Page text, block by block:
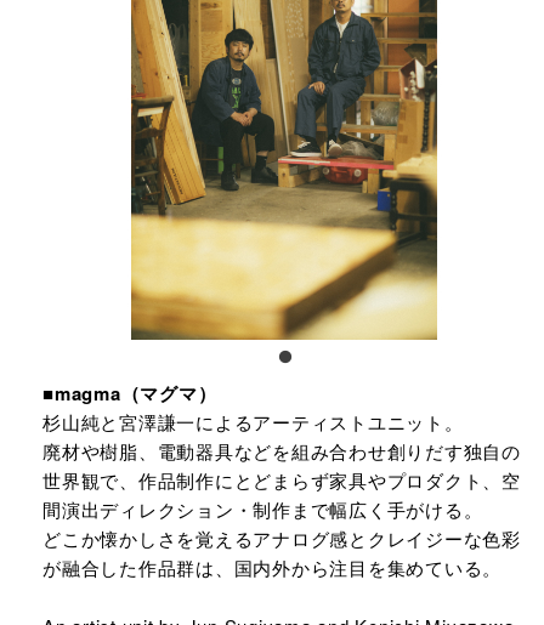
■magma（マグマ）
杉山純と宮澤謙一によるアーティストユニット。
廃材や樹脂、電動器具などを組み合わせ創りだす独自の
世界観で、作品制作にとどまらず家具やプロダクト、空
間演出ディレクション・制作まで幅広く手がける。
どこか懐かしさを覚えるアナログ感とクレイジーな色彩
が融合した作品群は、国内外から注目を集めている。